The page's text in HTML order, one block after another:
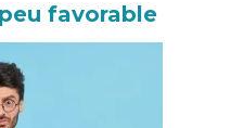
favorable